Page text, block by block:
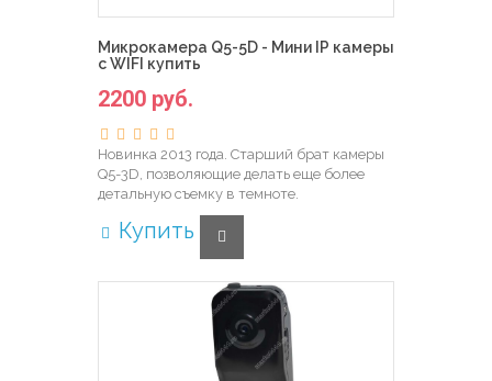
Микрокамера Q5-5D - Мини IP камеры
с WIFI купить
2200 руб.
Новинка 2013 года. Старший брат камеры
Q5-3D, позволяющие делать еще более
детальную съемку в темноте.
Купить